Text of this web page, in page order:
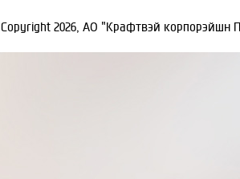
Copyright 2026, АО "Крафтвэй корпорэйшн